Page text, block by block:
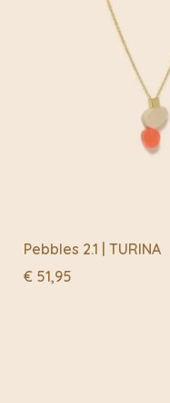
Pebbles 2.1 | TURINA
€ 51,95